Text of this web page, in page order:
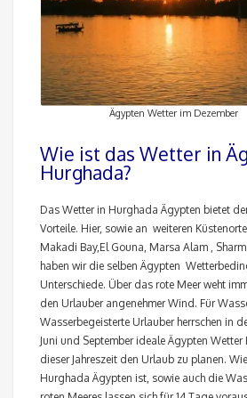
Ägypten Wetter im Dezember
Wie ist das Wetter in
Hurghada?
Das Wetter in Hurghada Ägypten bietet
Vorteile. Hier, sowie an weiteren
Makadi Bay,El Gouna, Marsa Alam ,
haben wir die selben Ägypten
Unterschiede. Über das rote Meer weht
den Urlauber angenehmer Wind. Für
Wasserbegeisterte Urlauber herrschen in
Juni und September ideale Ägypten
dieser Jahreszeit den Urlaub zu planen.
Hurghada Ägypten ist, sowie auch die